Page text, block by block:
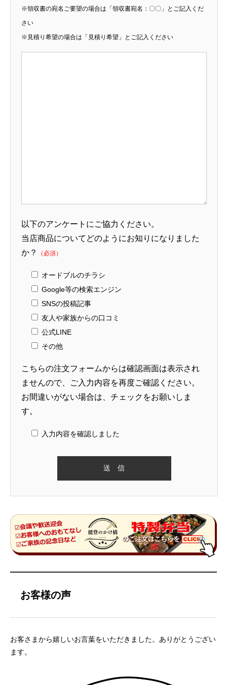
※領収書の宛名ご要望の場合は「領収書宛名：〇〇」とご記入くだ
さい
※見積り希望の場合は「見積り希望」とご記入ください
以下のアンケートにご協力ください。
当店商品についてどのようにお知りになりました
か？
（必須）
オードブルのチラシ
Google等の検索エンジン
SNSの投稿記事
友人や家族からの口コミ
公式LINE
その他
こちらの注文フォームからは確認画面は表示され
ませんので、ご入力内容を再度ご確認ください。
お間違いがない場合は、チェックをお願いしま
す。
入力内容を確認しました
お客様の声
お客さまから嬉しいお言葉をいただきました。ありがとうござい
ます。